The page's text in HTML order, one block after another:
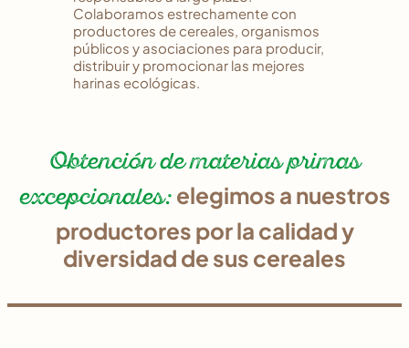
Colaboramos estrechamente con
productores de cereales, organismos
públicos y asociaciones para producir,
distribuir y promocionar las mejores
harinas ecológicas.
Obtención de materias primas
excepcionales: elegimos a nuestros
productores por la calidad y
diversidad de sus cereales